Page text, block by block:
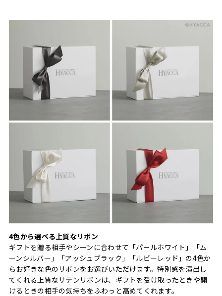
4色から選べる上質なリボン
ギフトを贈る相手やシーンに合わせて「パールホワイト」「ム
ーンシルバー」「アッシュブラック」「ルビーレッド」の4色か
らお好きな色のリボンをお選びいただけます。特別感を演出し
てくれる上質なサテンリボンは、ギフトを受け取ったときや開
けるときの相手の気持ちをふわっと高めてくれます。